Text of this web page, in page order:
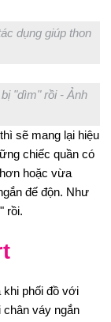
dụng giúp thon
"dìm" rồi - Ảnh
sẽ mang lại hiệu
chiếc quần có
hoặc vừa
đế độn. Như
rồi.
khi phối đồ với
chân váy ngắn